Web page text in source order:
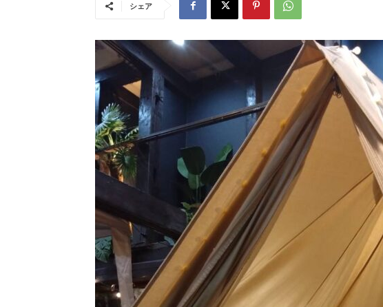
シェア